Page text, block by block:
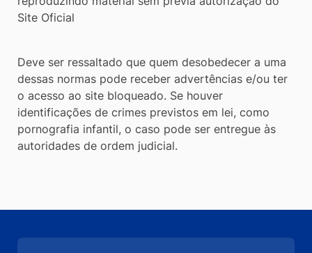
Site Oficial
Deve ser ressaltado que quem desobedecer a uma
dessas normas pode receber advertências e/ou ter
o acesso ao site bloqueado. Se houver
identificações de crimes previstos em lei, como
pornografia infantil, o caso pode ser entregue às
autoridades de ordem judicial.